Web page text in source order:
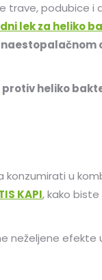
trave, podubice i
lek za heliko
protiv heliko
konzumirati u
KAPI, kako
neželjene efekte